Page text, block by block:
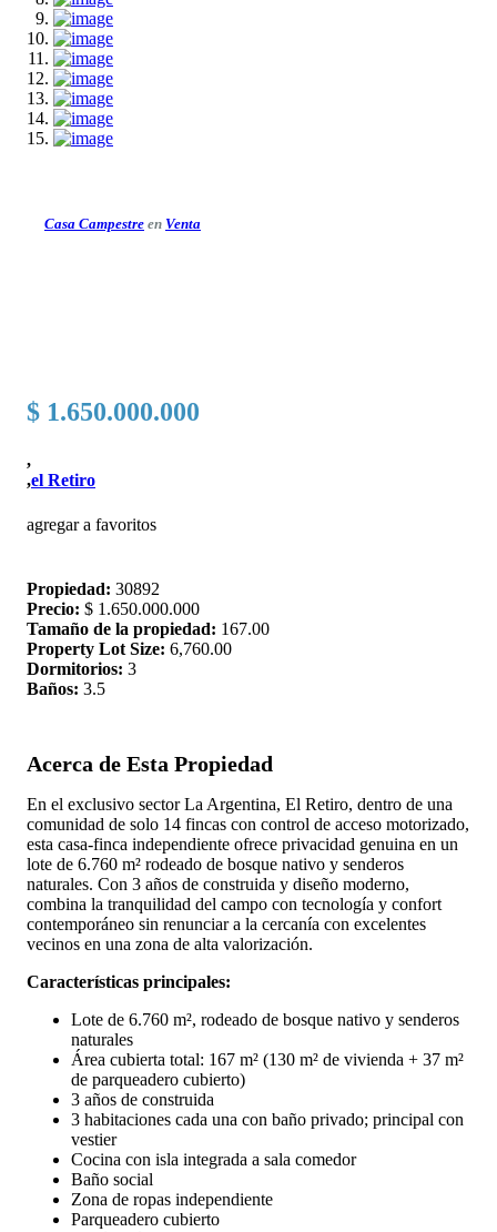
Casa Campestre en Venta
$ 1.650.000.000
,
,el Retiro
agregar a favoritos
Propiedad: 30892
Precio: $ 1.650.000.000
Tamaño de la propiedad: 167.00
Property Lot Size: 6,760.00
Dormitorios: 3
Baños: 3.5
Acerca de Esta Propiedad
En el exclusivo sector La Argentina, El Retiro, dentro de una
comunidad de solo 14 fincas con control de acceso motorizado,
esta casa-finca independiente ofrece privacidad genuina en un
lote de 6.760 m² rodeado de bosque nativo y senderos
naturales. Con 3 años de construida y diseño moderno,
combina la tranquilidad del campo con tecnología y confort
contemporáneo sin renunciar a la cercanía con excelentes
vecinos en una zona de alta valorización.
Características principales:
Lote de 6.760 m², rodeado de bosque nativo y senderos
naturales
Área cubierta total: 167 m² (130 m² de vivienda + 37 m²
de parqueadero cubierto)
3 años de construida
3 habitaciones cada una con baño privado; principal con
vestier
Cocina con isla integrada a sala comedor
Baño social
Zona de ropas independiente
Parqueadero cubierto